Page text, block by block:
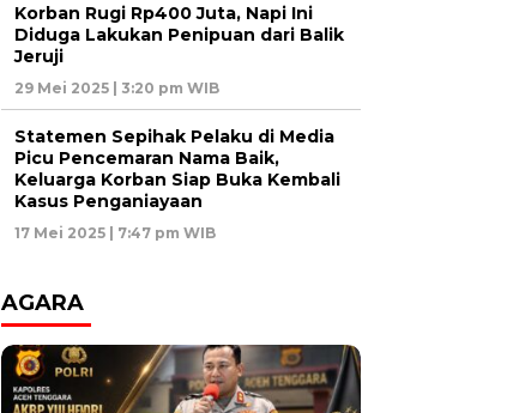
Korban Rugi Rp400 Juta, Napi Ini
Diduga Lakukan Penipuan dari Balik
Jeruji
29 Mei 2025 | 3:20 pm WIB
Statemen Sepihak Pelaku di Media
Picu Pencemaran Nama Baik,
Keluarga Korban Siap Buka Kembali
Kasus Penganiayaan
17 Mei 2025 | 7:47 pm WIB
AGARA